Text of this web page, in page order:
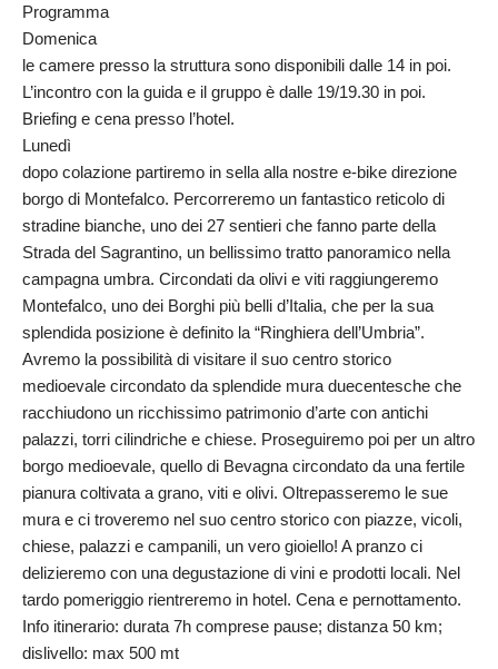
Programma
Domenica
le camere presso la struttura sono disponibili dalle 14 in poi.
L’incontro con la guida e il gruppo è dalle 19/19.30 in poi.
Briefing e cena presso l’hotel.
Lunedì
dopo colazione partiremo in sella alla nostre e-bike direzione
borgo di Montefalco. Percorreremo un fantastico reticolo di
stradine bianche, uno dei 27 sentieri che fanno parte della
Strada del Sagrantino, un bellissimo tratto panoramico nella
campagna umbra. Circondati da olivi e viti raggiungeremo
Montefalco, uno dei Borghi più belli d’Italia, che per la sua
splendida posizione è definito la “Ringhiera dell’Umbria”.
Avremo la possibilità di visitare il suo centro storico
medioevale circondato da splendide mura duecentesche che
racchiudono un ricchissimo patrimonio d’arte con antichi
palazzi, torri cilindriche e chiese. Proseguiremo poi per un altro
borgo medioevale, quello di Bevagna circondato da una fertile
pianura coltivata a grano, viti e olivi. Oltrepasseremo le sue
mura e ci troveremo nel suo centro storico con piazze, vicoli,
chiese, palazzi e campanili, un vero gioiello! A pranzo ci
delizieremo con una degustazione di vini e prodotti locali. Nel
tardo pomeriggio rientreremo in hotel. Cena e pernottamento.
Info itinerario: durata 7h comprese pause; distanza 50 km;
dislivello: max 500 mt